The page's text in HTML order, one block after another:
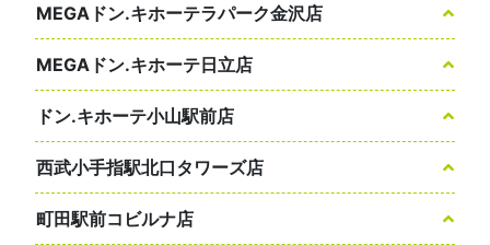
MEGAドン.キホーテラパーク金沢店
MEGAドン.キホーテ日立店
ドン.キホーテ小山駅前店
西武小手指駅北口タワーズ店
町田駅前コビルナ店